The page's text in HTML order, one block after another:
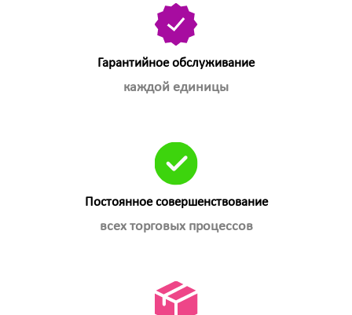
Гарантийное обслуживание
каждой единицы
Постоянное совершенствование
всех торговых процессов